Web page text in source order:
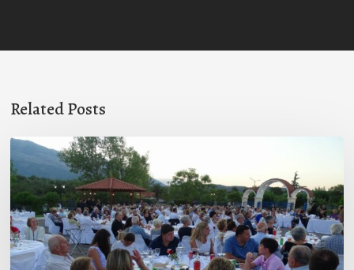
Related Posts
Πρόσκληση
προς
τους
Ομογενείς
μας